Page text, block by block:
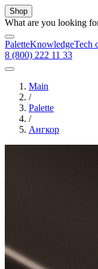
Shop
What are you looking
PaletteKnowledgeTech
8 (800) 222 11 33
Main
/
Palette
/
Ангкор